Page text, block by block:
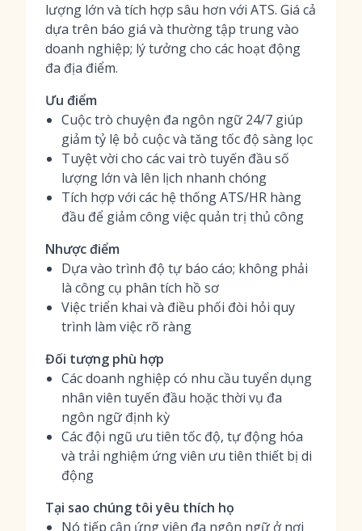
lượng lớn và tích hợp sâu hơn với ATS. Giá cả
dựa trên báo giá và thường tập trung vào
doanh nghiệp; lý tưởng cho các hoạt động
đa địa điểm.
Ưu điểm
Cuộc trò chuyện đa ngôn ngữ 24/7 giúp
giảm tỷ lệ bỏ cuộc và tăng tốc độ sàng lọc
Tuyệt vời cho các vai trò tuyến đầu số
lượng lớn và lên lịch nhanh chóng
Tích hợp với các hệ thống ATS/HR hàng
đầu để giảm công việc quản trị thủ công
Nhược điểm
Dựa vào trình độ tự báo cáo; không phải
là công cụ phân tích hồ sơ
Việc triển khai và điều phối đòi hỏi quy
trình làm việc rõ ràng
Đối tượng phù hợp
Các doanh nghiệp có nhu cầu tuyển dụng
nhân viên tuyến đầu hoặc thời vụ đa
ngôn ngữ định kỳ
Các đội ngũ ưu tiên tốc độ, tự động hóa
và trải nghiệm ứng viên ưu tiên thiết bị di
động
Tại sao chúng tôi yêu thích họ
Nó tiếp cận ứng viên đa ngôn ngữ ở nơi